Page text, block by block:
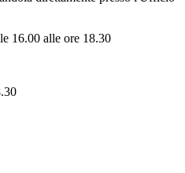
16.00 alle ore 18.30